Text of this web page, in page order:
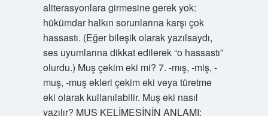
aliterasyonlara girmesine gerek yok:
hükümdar halkın sorunlarına karşı çok
hassastı. (Eğer bileşik olarak yazılsaydı,
ses uyumlarına dikkat edilerek “o hassastı”
olurdu.) Muş çekim eki mi? 7. -mış, -miş, -
muş, -muş ekleri çekim eki veya türetme
eki olarak kullanılabilir. Muş eki nasıl
yazılır? MUŞ KELİMESİNİN ANLAMI: